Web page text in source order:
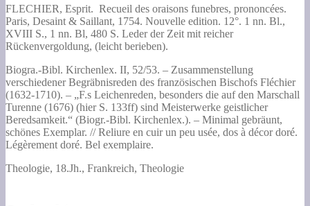
FLECHIER, Esprit. Recueil des oraisons funebres, prononcées.
Paris, Desaint & Saillant, 1754. Nouvelle edition. 12°. 1 nn. Bl.,
XVIII S., 1 nn. Bl, 480 S. Leder der Zeit mit reicher
Rückenvergoldung, (leicht berieben).
Biogra.-Bibl. Kirchenlex. II, 52/53. – Zusammenstellung
verschiedener Begräbnisreden des französischen Bischofs Fléchier
(1632-1710). – „F.s Leichenreden, besonders die auf den Marschall
Turenne (1676) (hier S. 133ff) sind Meisterwerke geistlicher
Beredsamkeit.“ (Biogr.-Bibl. Kirchenlex.). – Minimal gebräunt,
schönes Exemplar. // Reliure en cuir un peu usée, dos à décor doré.
Légèrement doré. Bel exemplaire.
Theologie, 18.Jh., Frankreich, Theologie